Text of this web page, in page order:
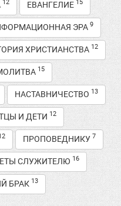
12 ЕВАНГЕЛИЕ 15
ЭРА 9
ХРИСТИАНСТВА 12
15
НАСТАВНИЧЕСТВО 13
И ДЕТИ 12
ПРОПОВЕДНИКУ 7
СЛУЖИТЕЛЮ 16
БРАК 13